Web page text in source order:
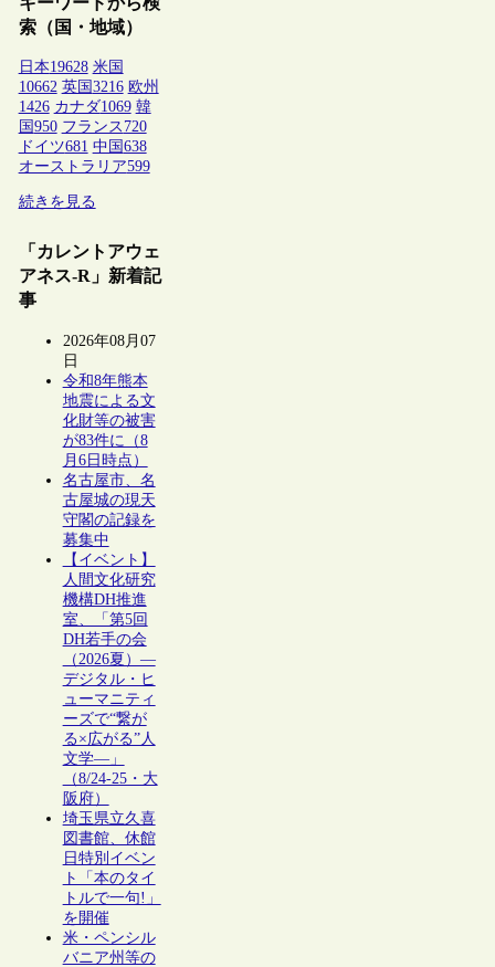
索（国・地域）
日本19628 米国
10662 英国 3216 欧州
1426 カナダ1069 韓
国 950 フランス 720
ドイツ681 中国 638
オーストラリア599
続きを見る
「カレントアウェ
アネス-R」新着記
事
2026年08月07
日
令和8年熊本
地震による文
化財等の被害
が83件に（8
月6日時点）
名古屋市、名
古屋城の現天
守閣の記録を
募集中
【イベント】
人間文化研究
機構DH推進
室、「第5回
DH若手の会
（2026夏）―
デジタル・ヒ
ューマニティ
ーズで“繋が
る×広がる”人
文学―」
（8/24-25・大
阪府）
埼玉県立久喜
図書館、休館
日特別イベン
ト「本のタイ
トルで一句!」
を開催
米・ペンシル
バニア州等の